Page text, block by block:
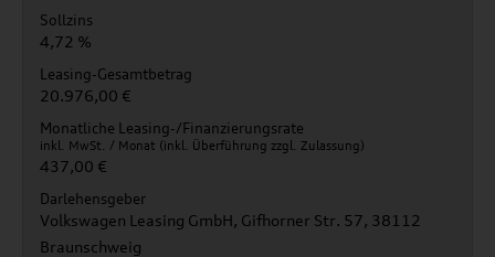
Sollzins
4,72 %
Leasing-Gesamtbetrag
20.976,00 €
Monatliche Leasing-/Finanzierungsrate
inkl. MwSt. / Monat (inkl. Überführung zzgl. Zulassung)
437,00 €
Darlehensgeber
Volkswagen Leasing GmbH, Gifhorner Str. 57, 38112
Braunschweig